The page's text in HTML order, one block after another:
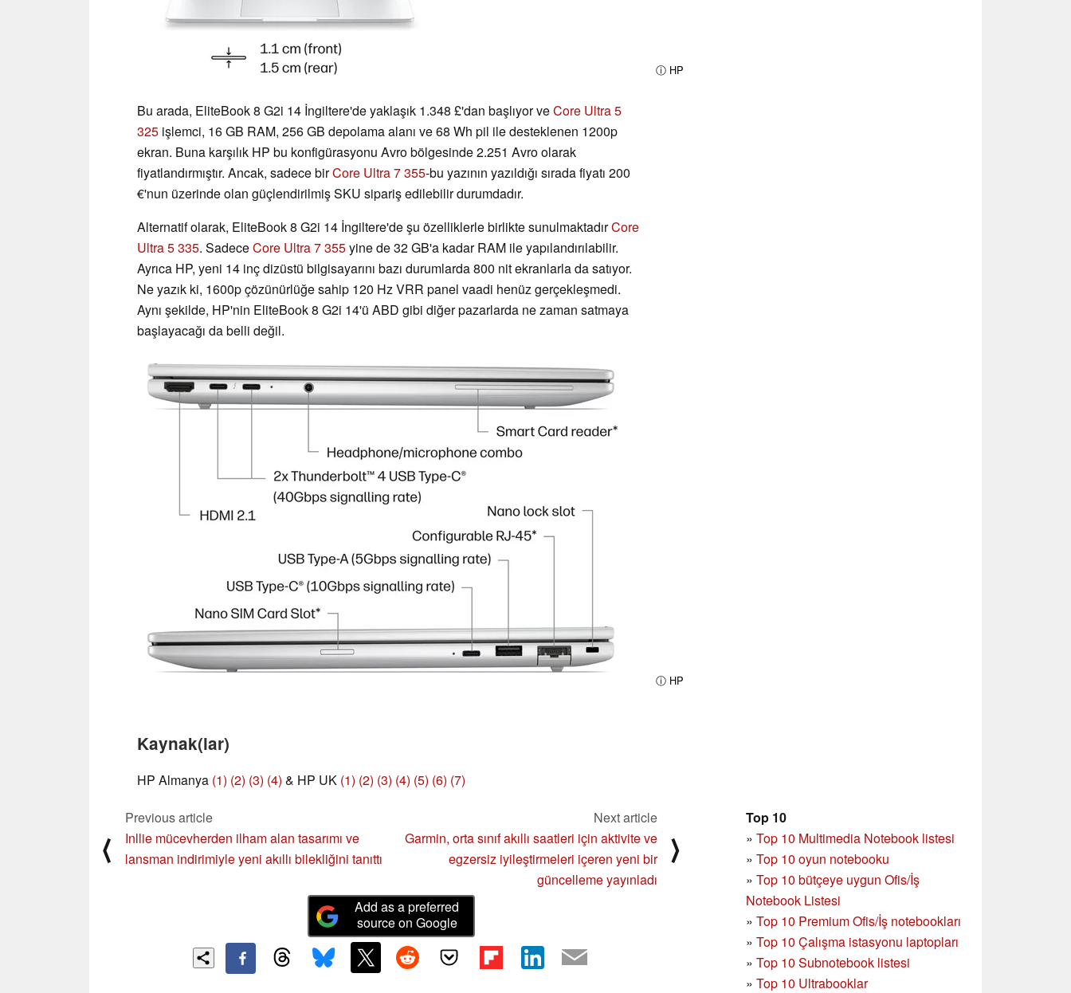
ⓘ HP
Bu arada, EliteBook 8 G2i 14 İngiltere'de yaklaşık 1.348 £'dan başlıyor veCore Ultra 5
325 işlemci, 16 GB RAM, 256 GB depolama alanı ve 68 Wh pil ile desteklenen 1200p
ekran. Buna karşılık HP bu konfigürasyonu Avro bölgesinde 2.251 Avro olarak
fiyatlandırmıştır. Ancak, sadece birCore Ultra 7 355-bu yazının yazıldığı sırada fiyatı 200
€'nun üzerinde olan güçlendirilmiş SKU sipariş edilebilir durumdadır.
Alternatif olarak, EliteBook 8 G2i 14 İngiltere'de şu özelliklerle birlikte sunulmaktadırCore
Ultra 5 335. SadeceCore Ultra 7 355yine de 32 GB'a kadar RAM ile yapılandırılabilir.
Ayrıca HP, yeni 14 inç dizüstü bilgisayarını bazı durumlarda 800 nit ekranlarla da satıyor.
Ne yazık ki, 1600p çözünürlüğe sahip 120 Hz VRR panel vaadi henüz gerçekleşmedi.
Aynı şekilde, HP'nin EliteBook 8 G2i 14'ü ABD gibi diğer pazarlarda ne zaman satmaya
başlayacağı da belli değil.
ⓘ HP
Kaynak(lar)
HP Almanya (1) (2) (3) (4) & HP UK (1) (2) (3) (4) (5) (6) (7)
Top 10
» Top 10 Multimedia Notebook listesi
» Top 10 oyun notebooku
» Top 10 bütçeye uygun Ofis/İş
Notebook Listesi
» Top 10 Premium Ofis/İş notebookları
» Top 10 Çalışma istasyonu laptopları
» Top 10 Subnotebook listesi
» Top 10 Ultrabooklar
⟨
Previous article
Inllie mücevherden ilham alan tasarımı ve
lansman indirimiyle yeni akıllı bilekliğini tanıttı
Next article
Garmin, orta sınıf akıllı saatleri için aktivite ve
egzersiz iyileştirmeleri içeren yeni bir
güncelleme yayınladı
⟩
Add as a preferred
source on Google